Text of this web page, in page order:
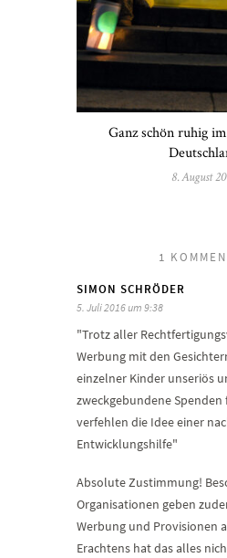
Ganz schön ruhig
8. August
1
SIMON SCHRÖDER
5. Juli 2016 um 9:38
"Trotz aller
Werbung mit den
einzelner Kinder unseriös
zweckgebundene
verfehlen die Idee einer
Entwicklungshilfe"
Absolute Zustimmung!
Organisationen geben
Werbung und Provisionen
Erachtens hat das alles